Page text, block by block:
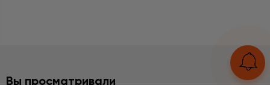
Вы просматривали